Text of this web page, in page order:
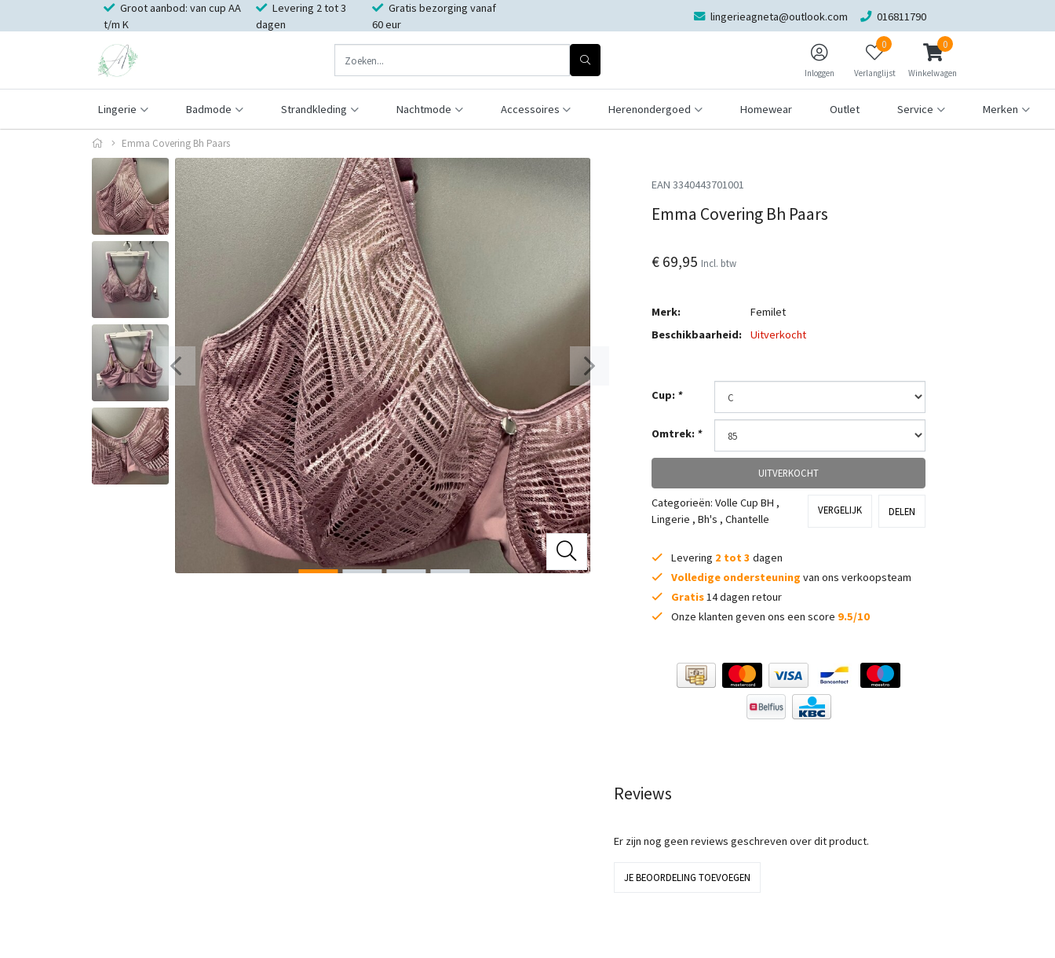
Groot aanbod: van cup AA
t/m K
Levering 2 tot 3
dagen
Gratis bezorging vanaf
60 eur
lingerieagneta@outlook.com 016811790
Inloggen
0
Verlanglijst
0
Winkelwagen
Lingerie Badmode Strandkleding Nachtmode Accessoires Herenondergoed Homewear Outlet Service Merken
Emma Covering Bh Paars
EAN 3340443701001
Emma Covering Bh Paars
€ 69,95 Incl. btw
Merk:
Femilet
Beschikbaarheid:
Uitverkocht
Cup: *
Omtrek: *
UITVERKOCHT
Categorieën: Volle Cup BH ,
Lingerie , Bh's , Chantelle
VERGELIJK DELEN
Levering 2 tot 3 dagen
Volledige ondersteuning van ons verkoopsteam
Gratis14 dagen retour
Onze klanten geven ons een score 9.5/10
Reviews
Er zijn nog geen reviews geschreven over dit product.
JE BEOORDELING TOEVOEGEN